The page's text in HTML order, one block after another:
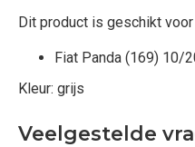
Dit product is geschikt
Fiat Panda (169) 10/
Kleur: grijs
Veelgestelde